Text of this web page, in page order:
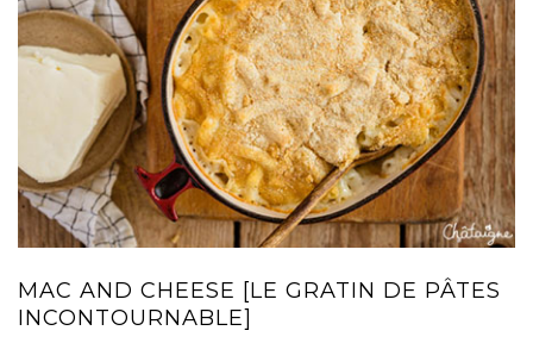
MAC AND CHEESE [LE GRATIN DE PÂTES
INCONTOURNABLE]